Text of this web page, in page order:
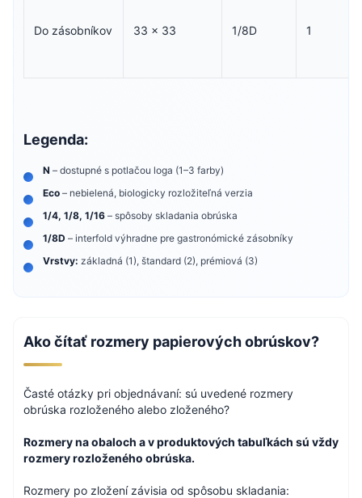
Do zásobníkov 33 × 33 1/8D 1
Legenda:
N – dostupné s potlačou loga (1–3 farby)
Eco – nebielená, biologicky rozložiteľná verzia
1/4, 1/8, 1/16 – spôsoby skladania obrúska
1/8D – interfold výhradne pre gastronómické zásobníky
Vrstvy: základná (1), štandard (2), prémiová (3)
Ako čítať rozmery papierových obrúskov?
Časté otázky pri objednávaní: sú uvedené rozmery
obrúska rozloženého alebo zloženého?
Rozmery na obaloch a v produktových tabuľkách sú vždy
rozmery rozloženého obrúska.
Rozmery po zložení závisia od spôsobu skladania: